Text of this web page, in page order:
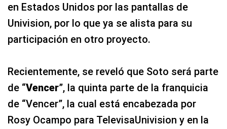
en Estados Unidos por las pantallas de
Univision, por lo que ya se alista para su
participación en otro proyecto.
Recientemente, se reveló que Soto será parte
de “Vencer”, la quinta parte de la franquicia
de “Vencer”, la cual está encabezada por
Rosy Ocampo para TelevisaUnivision y en la